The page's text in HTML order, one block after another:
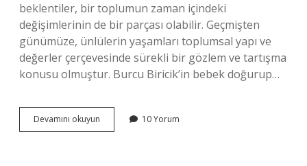
beklentiler, bir toplumun zaman içindeki
değişimlerinin de bir parçası olabilir. Geçmişten
günümüze, ünlülerin yaşamları toplumsal yapı ve
değerler çerçevesinde sürekli bir gözlem ve tartışma
konusu olmuştur. Burcu Biricik’in bebek doğurup…
Devamını okuyun Piyanoda
3
10 Yorum